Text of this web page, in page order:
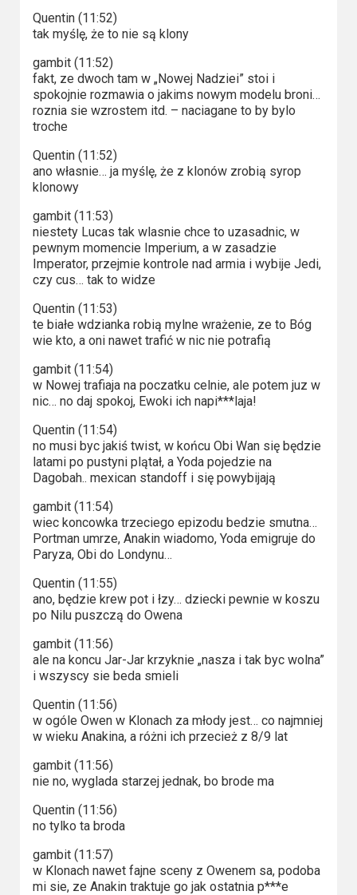
Quentin (11:52)
tak myślę, że to nie są klony
gambit (11:52)
fakt, ze dwoch tam w „Nowej Nadziei” stoi i
spokojnie rozmawia o jakims nowym modelu broni…
roznia sie wzrostem itd. – naciagane to by bylo
troche
Quentin (11:52)
ano własnie… ja myślę, że z klonów zrobią syrop
klonowy
gambit (11:53)
niestety Lucas tak wlasnie chce to uzasadnic, w
pewnym momencie Imperium, a w zasadzie
Imperator, przejmie kontrole nad armia i wybije Jedi,
czy cus… tak to widze
Quentin (11:53)
te białe wdzianka robią mylne wrażenie, ze to Bóg
wie kto, a oni nawet trafić w nic nie potrafią
gambit (11:54)
w Nowej trafiaja na poczatku celnie, ale potem juz w
nic… no daj spokoj, Ewoki ich napi***laja!
Quentin (11:54)
no musi byc jakiś twist, w końcu Obi Wan się będzie
latami po pustyni plątał, a Yoda pojedzie na
Dagobah.. mexican standoff i się powybijają
gambit (11:54)
wiec koncowka trzeciego epizodu bedzie smutna…
Portman umrze, Anakin wiadomo, Yoda emigruje do
Paryza, Obi do Londynu…
Quentin (11:55)
ano, będzie krew pot i łzy… dziecki pewnie w koszu
po Nilu puszczą do Owena
gambit (11:56)
ale na koncu Jar-Jar krzyknie „nasza i tak byc wolna”
i wszyscy sie beda smieli
Quentin (11:56)
w ogóle Owen w Klonach za młody jest… co najmniej
w wieku Anakina, a różni ich przecież z 8/9 lat
gambit (11:56)
nie no, wyglada starzej jednak, bo brode ma
Quentin (11:56)
no tylko ta broda
gambit (11:57)
w Klonach nawet fajne sceny z Owenem sa, podoba
mi sie, ze Anakin traktuje go jak ostatnia p***e